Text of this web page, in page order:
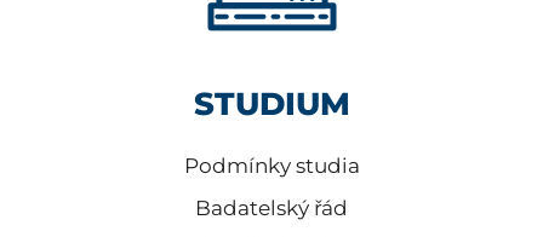
STUDIUM
Podmínky studia
Badatelský řád